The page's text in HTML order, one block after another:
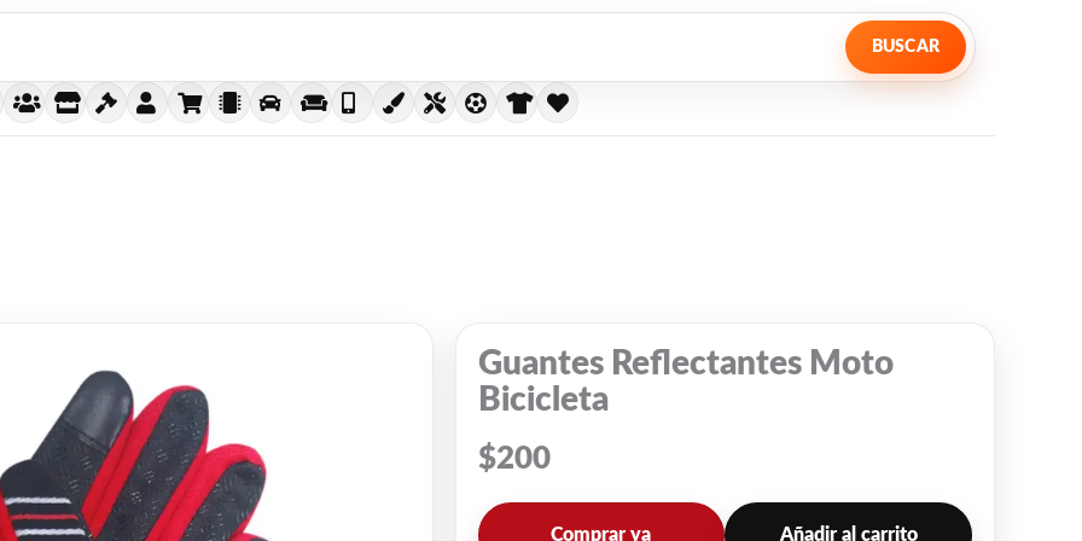
BUSCAR
Guantes Reflectantes Moto
Bicicleta
$200
Comprar ya Añadir al carrito